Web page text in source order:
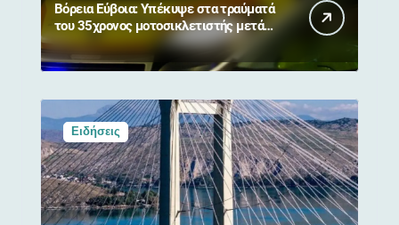
Βόρεια Εύβοια: Υπέκυψε στα τραύματά
του 35χρονος μοτοσικλετιστής μετά
από σύγκρουση με αγριογούρουνο
Ειδήσεις